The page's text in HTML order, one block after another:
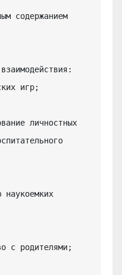
содержанием
игр;
личностных
наукоемких
с родителями;